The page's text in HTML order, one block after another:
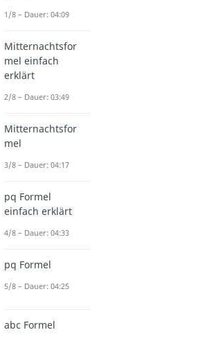
1/8 – Dauer: 04:09
Mitternachtsfor
mel einfach
erklärt
2/8 – Dauer: 03:49
Mitternachtsfor
mel
3/8 – Dauer: 04:17
pq Formel
einfach erklärt
4/8 – Dauer: 04:33
pq Formel
5/8 – Dauer: 04:25
abc Formel